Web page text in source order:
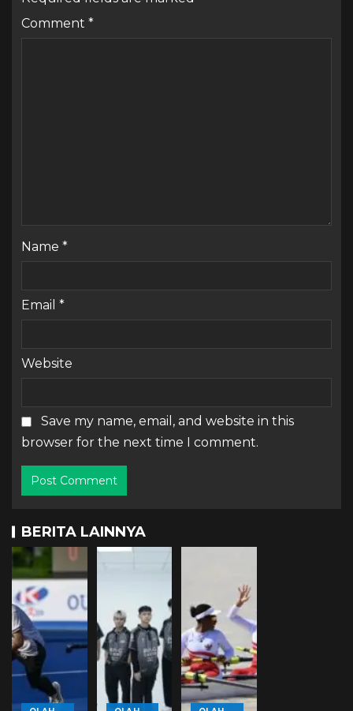
Comment *
Name *
Email *
Website
Save my name, email, and website in this
browser for the next time I comment.
BERITA LAINNYA